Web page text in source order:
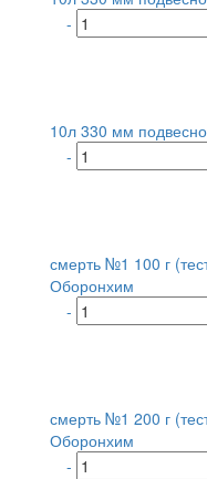
-
10л 330 мм
-
смерть №1 100 г
Оборонхим
-
смерть №1 200 г
Оборонхим
-